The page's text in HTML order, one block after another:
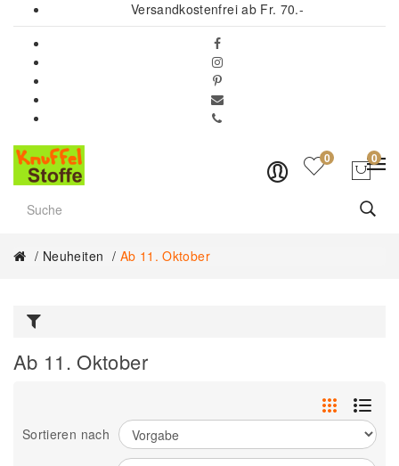
Versandkostenfrei ab Fr. 70.-
0 0
Neuheiten Ab 11. Oktober
Ab 11. Oktober
Sortieren nach